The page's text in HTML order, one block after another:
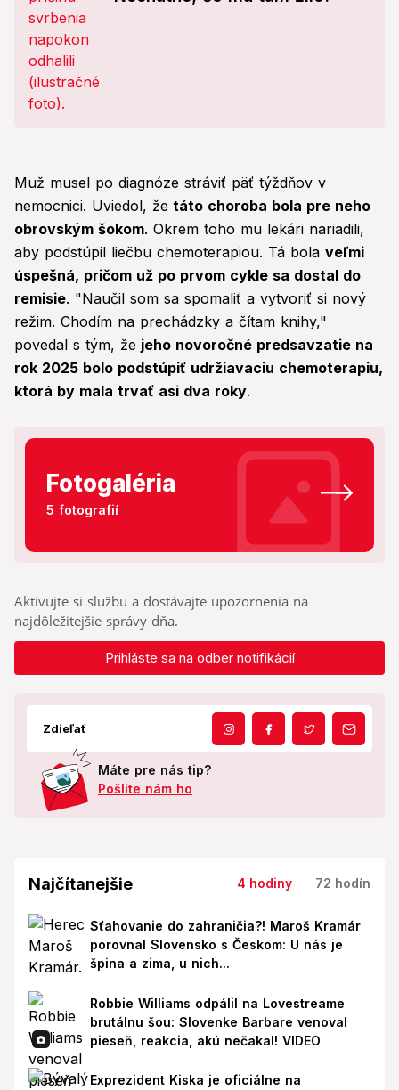
Muž musel po diagnóze stráviť päť týždňov v
nemocnici. Uviedol, že táto choroba bola pre neho
obrovským šokom. Okrem toho mu lekári nariadili,
aby podstúpil liečbu chemoterapiou. Tá bola veľmi
úspešná, pričom už po prvom cykle sa dostal do
remisie. "Naučil som sa spomaliť a vytvoriť si nový
režim. Chodím na prechádzky a čítam knihy,"
povedal s tým, že jeho novoročné predsavzatie na
rok 2025 bolo podstúpiť udržiavaciu chemoterapiu,
ktorá by mala trvať asi dva roky.
Fotogaléria
5 fotografií
Aktivujte si službu a dostávajte upozornenia na
najdôležitejšie správy dňa.
Prihláste sa na odber notifikácií
Zdieľať
Máte pre nás tip?
Pošlite nám ho
Najčítanejšie 4 hodiny 72 hodín
Sťahovanie do zahraničia?! Maroš Kramár
porovnal Slovensko s Českom: U nás je
špina a zima, u nich...
Robbie Williams odpálil na Lovestreame
brutálnu šou: Slovenke Barbare venoval
pieseň, reakcia, akú nečakal! VIDEO
Exprezident Kiska je oficiálne na